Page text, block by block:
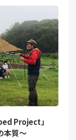
Project」
本質～